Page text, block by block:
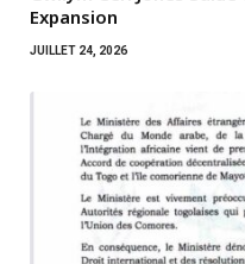
Expansion
JUILLET 24, 2026